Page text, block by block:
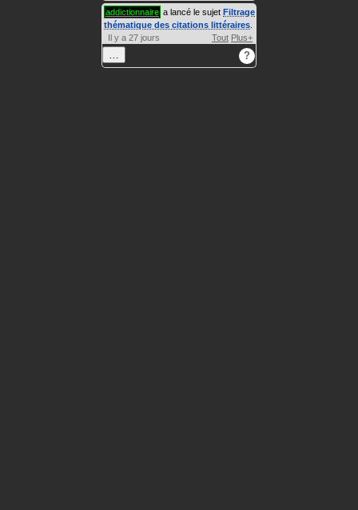
addictionnaire a lancé le sujet Filtrage
thématique des citations littéraires
Il y a 27 jours
Tout Plus+
… ?